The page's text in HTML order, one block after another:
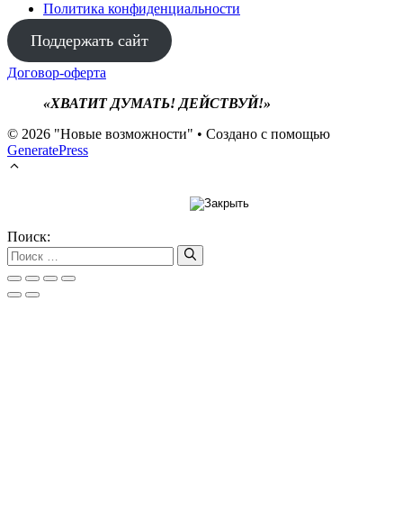
Политика конфиденциальности
Поддержать сайт
Договор-оферта
«ХВАТИТ ДУМАТЬ! ДЕЙСТВУЙ!»
© 2026 "Новые возможности" • Создано с помощью
GeneratePress
Поиск: